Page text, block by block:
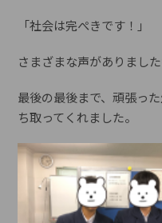
「社会は完ぺきです！」
さまざまな声がありました
最後の最後まで、頑張っ
ち取ってくれました。